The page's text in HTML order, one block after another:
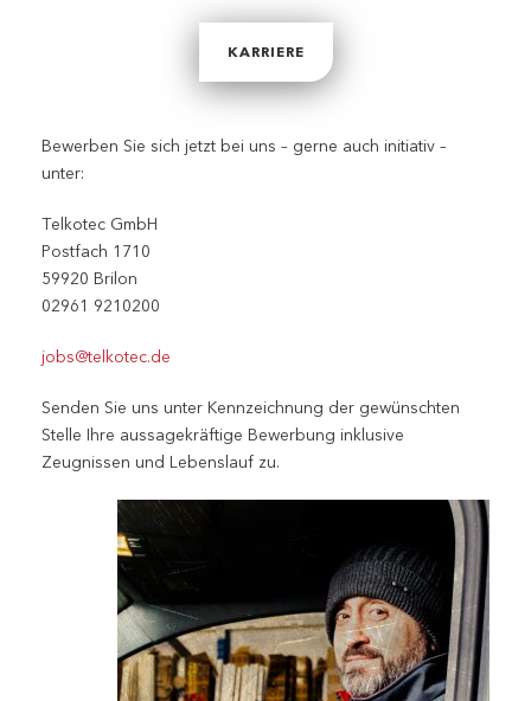
KARRIERE
Bewerben Sie sich jetzt bei uns – gerne auch initiativ –
unter:
Telkotec GmbH
Postfach 1710
59920 Brilon
02961 9210200
jobs@telkotec.de
Senden Sie uns unter Kennzeichnung der gewünschten
Stelle Ihre aussagekräftige Bewerbung inklusive
Zeugnissen und Lebenslauf zu.